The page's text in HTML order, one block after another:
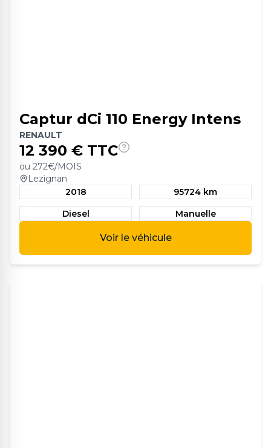
Captur dCi 110 Energy Intens
RENAULT
12 390 € TTC
ou 272€/MOIS
Lezignan
2018
95724 km
Diesel
Manuelle
Voir le véhicule